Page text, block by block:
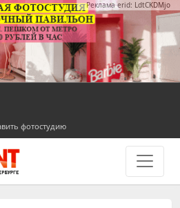
Реклама erid: LdtCKDMjo
фотостудию